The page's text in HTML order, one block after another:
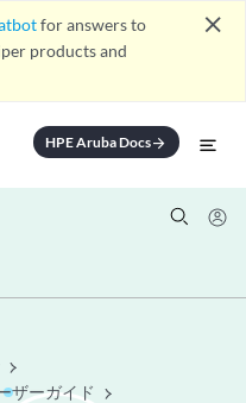
for answers to
products and
close
HPE Aruba Docsarrow_forward
ザーガイド